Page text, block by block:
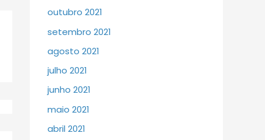
outubro 2021
setembro 2021
agosto 2021
julho 2021
junho 2021
maio 2021
abril 2021